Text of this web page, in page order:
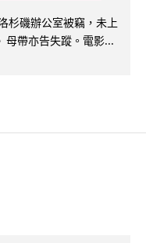
杉磯辦公室被竊，未上
帶亦告失蹤。電影...